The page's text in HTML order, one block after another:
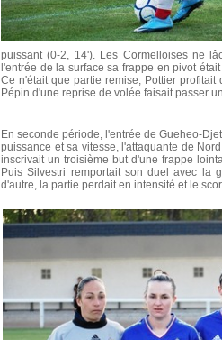
puissant (0-2, 14'). Les Cormelloises ne
l'entrée de la surface sa frappe en pivot
Ce n'était que partie remise, Pottier
Pépin d'une reprise de volée faisait passer
En seconde période, l'entrée de Gueheo-
puissance et sa vitesse, l'attaquante de
inscrivait un troisième but d'une frappe
Puis Silvestri remportait son duel avec la
d'autre, la partie perdait en intensité et le